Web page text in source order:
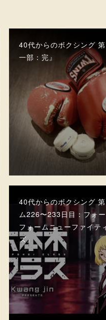
40代からのボクシング
一部：完』
40代からのボクシング
ム226〜233日目：フォ
フォームニューファイテ
ズ』